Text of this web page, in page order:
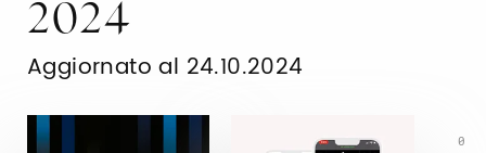
0
2024
Aggiornato al 24.10.2024